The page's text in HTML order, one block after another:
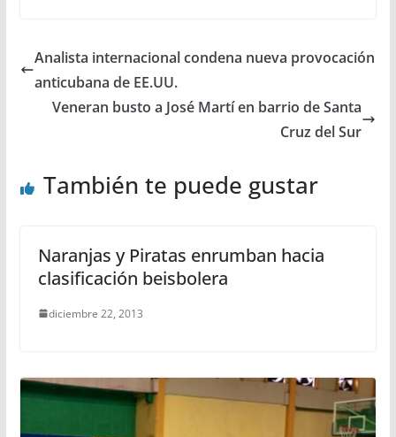
Analista internacional condena nueva provocación
anticubana de EE.UU.
Veneran busto a José Martí en barrio de Santa
Cruz del Sur
También te puede gustar
Naranjas y Piratas enrumban hacia
clasificación beisbolera
diciembre 22, 2013